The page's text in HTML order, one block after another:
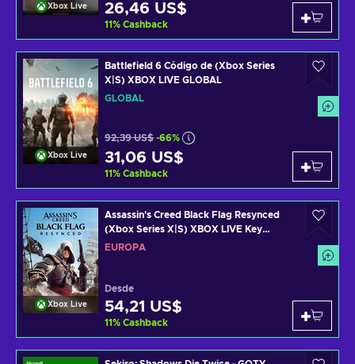
Xbox Live 26,46 US$
11% Cashback
Xbox Live
Battlefield 6 Código de (Xbox Series
X|S) XBOX LIVE GLOBAL
GLOBAL
92,39 US$ -66%
31,06 US$
11% Cashback
Xbox Live
Assassin's Creed Black Flag Resynced
(Xbox Series X|S) XBOX LIVE Key
EUROPE
EUROPA
Desde
54,21 US$
11% Cashback